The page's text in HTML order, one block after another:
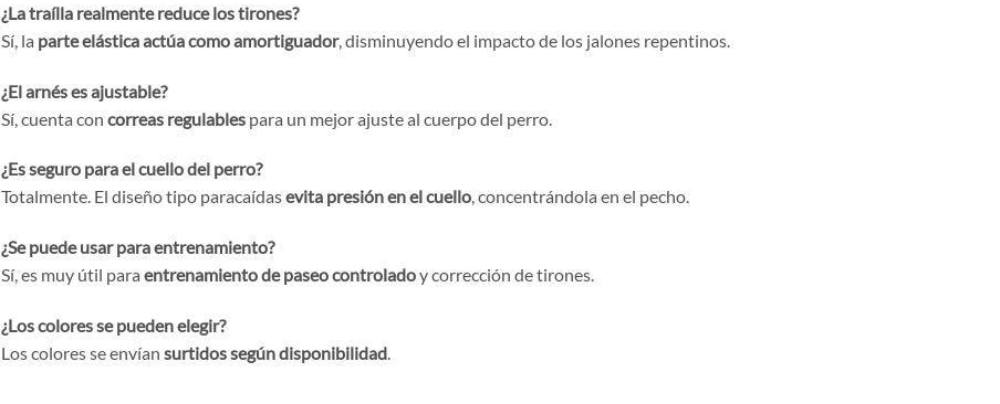
¿La traílla realmente reduce los tirones?
Sí, la parte elástica actúa como amortiguador, disminuyendo el impacto de los jalones repentinos.
¿El arnés es ajustable?
Sí, cuenta con correas regulablespara un mejor ajuste al cuerpo del perro.
¿Es seguro para el cuello del perro?
Totalmente. El diseño tipo paracaídasevita presión en el cuello, concentrándola en el pecho.
¿Se puede usar para entrenamiento?
Sí, es muy útil para entrenamiento de paseo controladoy corrección de tirones.
¿Los colores se pueden elegir?
Los colores se envían surtidos según disponibilidad.